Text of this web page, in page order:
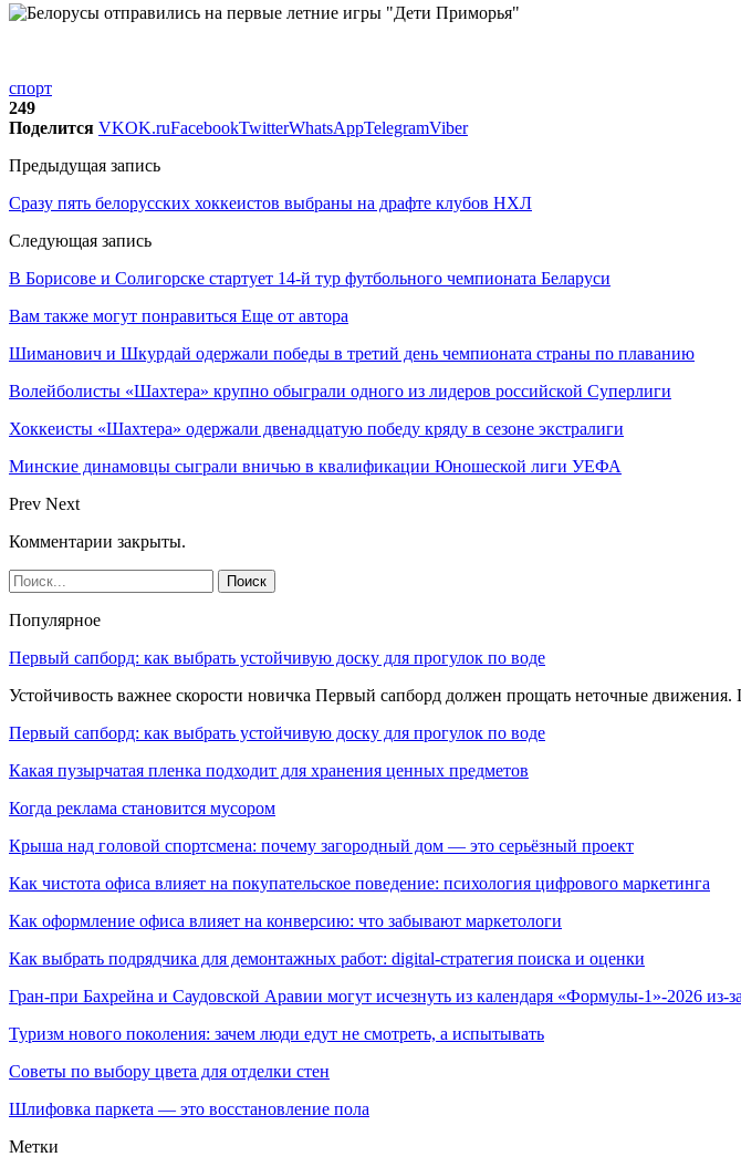
спорт
249
Поделится VKOK.ruFacebookTwitterWhatsAppTelegramViber
Предыдущая запись
Сразу пять белорусских хоккеистов выбраны на драфте клубов НХЛ
Следующая запись
В Борисове и Солигорске стартует 14-й тур футбольного чемпионата Беларуси
Вам также могут понравиться Еще от автора
Шиманович и Шкурдай одержали победы в третий день чемпионата страны по плаванию
Волейболисты «Шахтера» крупно обыграли одного из лидеров российской Суперлиги
Хоккеисты «Шахтера» одержали двенадцатую победу кряду в сезоне экстралиги
Минские динамовцы сыграли вничью в квалификации Юношеской лиги УЕФА
Prev Next
Комментарии закрыты.
Популярное
Первый сапборд: как выбрать устойчивую доску для прогулок по воде
Устойчивость важнее скорости новичка Первый сапборд должен прощать неточные
Первый сапборд: как выбрать устойчивую доску для прогулок по воде
Какая пузырчатая пленка подходит для хранения ценных предметов
Когда реклама становится мусором
Крыша над головой спортсмена: почему загородный дом — это серьёзный проект
Как чистота офиса влияет на покупательское поведение: психология цифрового маркетинга
Как оформление офиса влияет на конверсию: что забывают маркетологи
Как выбрать подрядчика для демонтажных работ: digital-стратегия поиска и оценки
Гран-при Бахрейна и Саудовской Аравии могут исчезнуть из календаря «Формулы-1»-2026 из-
Туризм нового поколения: зачем люди едут не смотреть, а испытывать
Советы по выбору цвета для отделки стен
Шлифовка паркета — это восстановление пола
Метки